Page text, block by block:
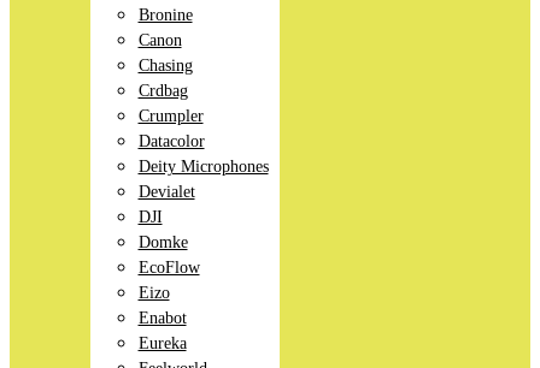
Bronine
Canon
Chasing
Crdbag
Crumpler
Datacolor
Deity Microphones
Devialet
DJI
Domke
EcoFlow
Eizo
Enabot
Eureka